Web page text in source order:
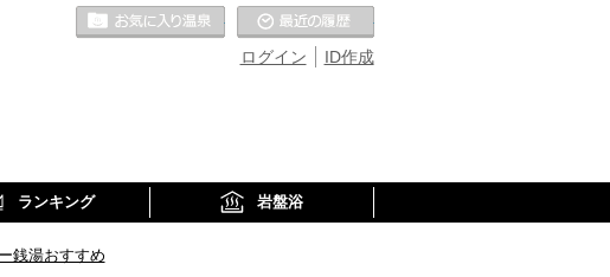
ID作成
ログイン
お気に入りの温泉
ランキング 岩盤浴
銭湯おすすめ